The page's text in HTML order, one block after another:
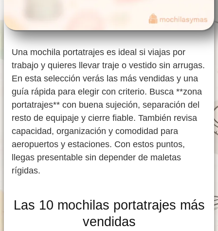
Una mochila portatrajes es ideal si viajas por
trabajo y quieres llevar traje o vestido sin arrugas.
En esta selección verás las más vendidas y una
guía rápida para elegir con criterio. Busca **zona
portatrajes** con buena sujeción, separación del
resto de equipaje y cierre fiable. También revisa
capacidad, organización y comodidad para
aeropuertos y estaciones. Con estos puntos,
llegas presentable sin depender de maletas
rígidas.
Las 10 mochilas portatrajes más
vendidas